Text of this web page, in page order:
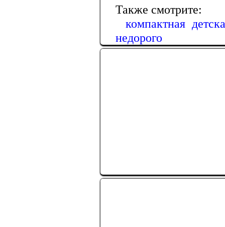
Также смотрите:
компактная
недорого